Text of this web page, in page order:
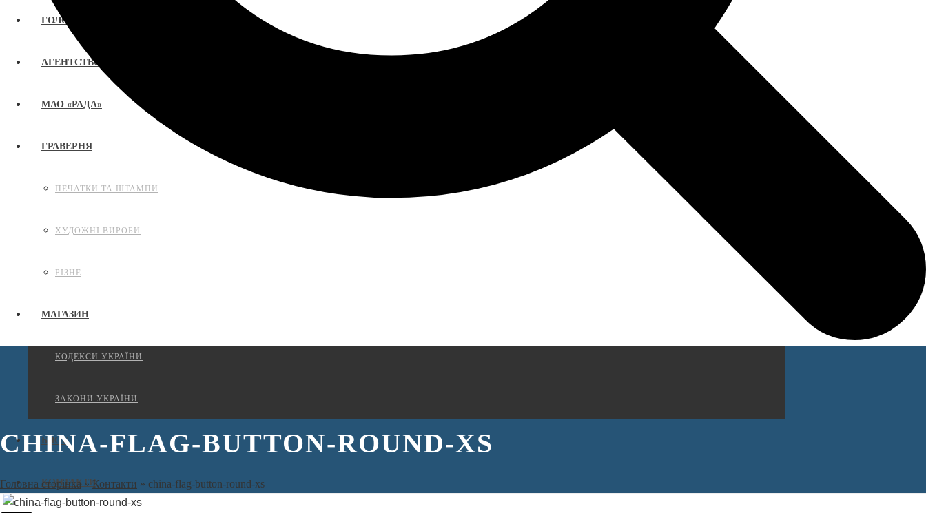
ГОЛОВНА
АГЕНТСТВО «РАДА»
МАО «РАДА»
ГРАВЕРНЯ
ПЕЧАТКИ ТА ШТАМПИ
ХУДОЖНІ ВИРОБИ
РІЗНЕ
МАГАЗИН
КОДЕКСИ УКРАЇНИ
ЗАКОНИ УКРАЇНИ
БЛОГ
КОНТАКТИ
CHINA-FLAG-BUTTON-ROUND-XS
Головна сторінка»Контакти » china-flag-button-round-xs